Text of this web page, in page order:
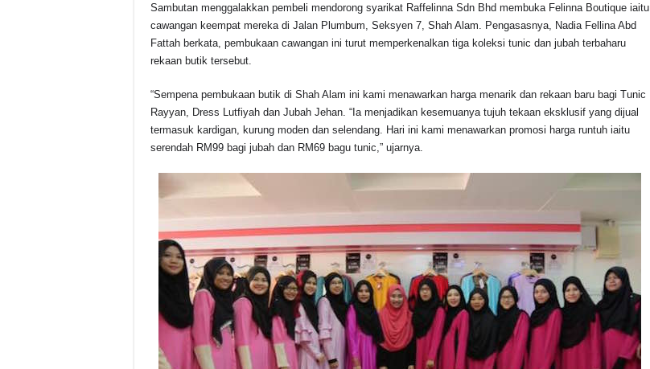
c
e
b
o
o
k
at
s
A
p
p
e
a
s
p
y
n
k
ar
e
Sambutan menggalakkan pembeli mendorong syarikat Raffelinna Sdn Bhd membuka Felinna Boutique iaitu
cawangan keempat mereka di Jalan Plumbum, Seksyen 7, Shah Alam. Pengasasnya, Nadia Fellina Abd
Fattah berkata, pembukaan cawangan ini turut memperkenalkan tiga koleksi tunic dan jubah terbaharu
rekaan butik tersebut.
“Sempena pembukaan butik di Shah Alam ini kami menawarkan harga menarik dan rekaan baru bagi Tunic
Rayyan, Dress Lutfiyah dan Jubah Jehan. “Ia menjadikan kesemuanya tujuh tekaan eksklusif yang dijual
termasuk kardigan, kurung moden dan selendang. Hari ini kami menawarkan promosi harga runtuh iaitu
serendah RM99 bagi jubah dan RM69 bagu tunic,” ujarnya.